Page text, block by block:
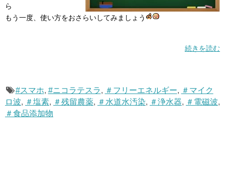
ら
もう一度、使い方をおさらいしてみましょう
続きを読む
#スマホ, #ニコラテスラ, ＃フリーエネルギー, ＃マイク
ロ波, ＃塩素, ＃残留農薬, ＃水道水汚染, ＃浄水器, ＃電磁波,
＃食品添加物